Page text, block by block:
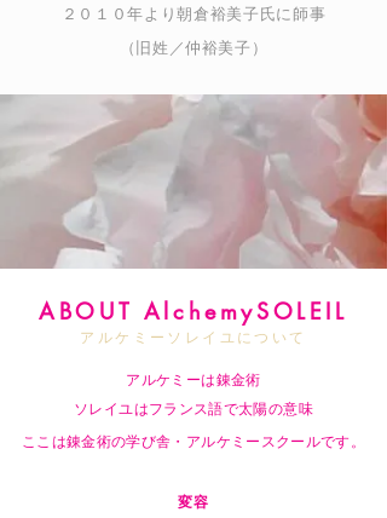
ABOUT AlchemySOLEIL
アルケミーソレイユについて
アルケミーは錬金術
ソレイユはフランス語で太陽の意味
ここは錬金術の学び舎・アルケミースクールです。
​変容
２０１０年より​朝倉裕美子氏に師事
（旧姓／仲裕美子）